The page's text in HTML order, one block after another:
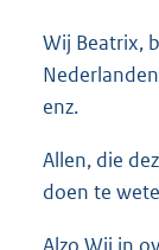
Wij Beatrix,
enz.
Allen, die
doen te